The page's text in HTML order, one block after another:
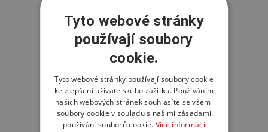
Tyto webové stránky
používají soubory
cookie.
Tyto webové stránky používají soubory cookie
ke zlepšení uživatelského zážitku. Používáním
našich webových stránek souhlasíte se všemi
soubory cookie v souladu s našimi zásadami
používání souborů cookie. Více informací